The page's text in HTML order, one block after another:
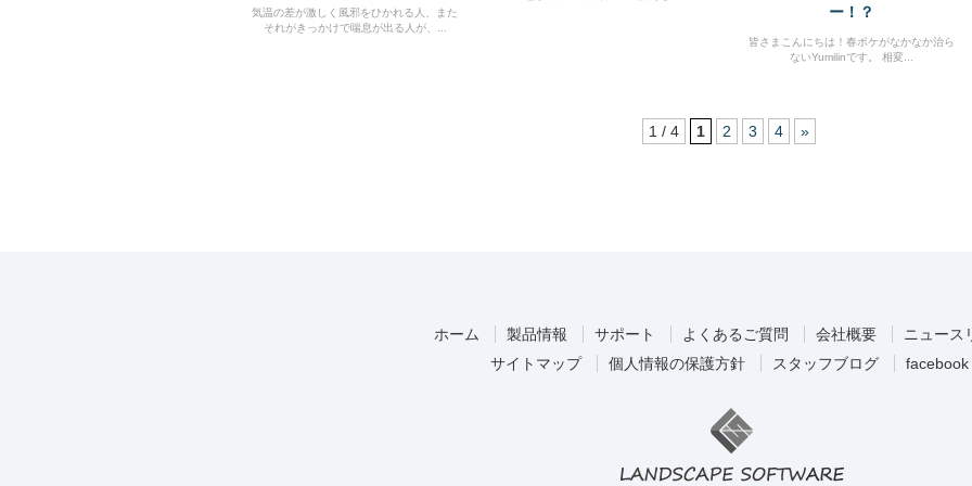
気温の差が激しく風邪をひかれる人、また
それがきっかけで喘息が出る人が、...
ー！？
皆さまこんにちは！春ボケがなかなか治ら
ないYumilinです。 相変...
1 / 4 1 2 3 4 »
ホーム 製品情報 サポート よくあるご質問 会社概要
ニュース
サイトマップ
個人情報の保護方針 スタッフブログ facebook